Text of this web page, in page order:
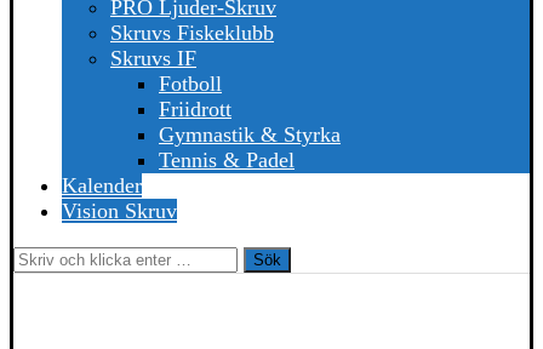
PRO Ljuder-Skruv
Skruvs Fiskeklubb
Skruvs IF
Fotboll
Friidrott
Gymnastik & Styrka
Tennis & Padel
Kalender
Vision Skruv
Sök